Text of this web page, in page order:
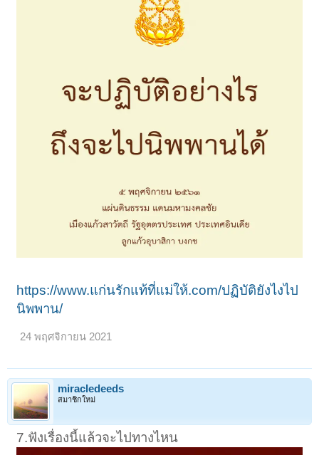
https://www.แก่นรักแท้ที่แม่ให้.com/ปฏิบัติยังไงไป
นิพพาน/
24 พฤศจิกายน 2021
miracledeeds
สมาชิกใหม่
7.ฟังเรื่องนี้แล้วจะไปทางไหน